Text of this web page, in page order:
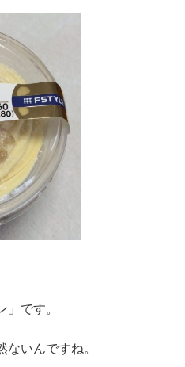
」です。
いんですね。